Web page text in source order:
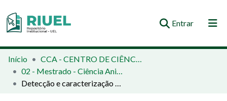
Entrar(current)
Orientações e Normas
Comunidades e Coleções
Início
CCA - CENTRO DE CIÊNCIAS AGRÁRIAS
02 - Mestrado - Ciência Animal
Detecção e caracterização molecular de norovírus genotipos GII-11 e GII-19 em suínos assintomáticos